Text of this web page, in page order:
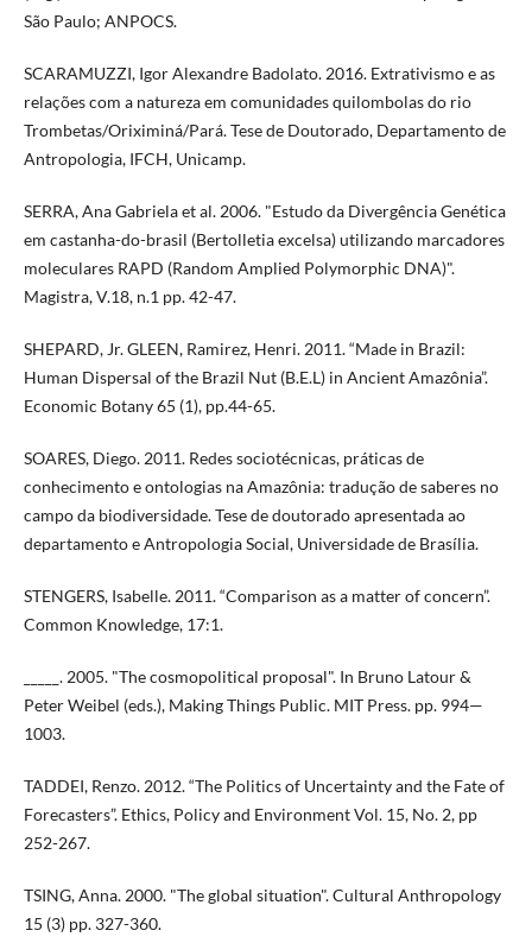
São Paulo; ANPOCS.
SCARAMUZZI, Igor Alexandre Badolato. 2016. Extrativismo e as
relações com a natureza em comunidades quilombolas do rio
Trombetas/Oriximiná/Pará. Tese de Doutorado, Departamento de
Antropologia, IFCH, Unicamp.
SERRA, Ana Gabriela et al. 2006. "Estudo da Divergência Genética
em castanha-do-brasil (Bertolletia excelsa) utilizando marcadores
moleculares RAPD (Random Amplied Polymorphic DNA)".
Magistra, V.18, n.1 pp. 42-47.
SHEPARD, Jr. GLEEN, Ramirez, Henri. 2011. “Made in Brazil:
Human Dispersal of the Brazil Nut (B.E.L) in Ancient Amazônia”.
Economic Botany 65 (1), pp.44-65.
SOARES, Diego. 2011. Redes sociotécnicas, práticas de
conhecimento e ontologias na Amazônia: tradução de saberes no
campo da biodiversidade. Tese de doutorado apresentada ao
departamento e Antropologia Social, Universidade de Brasília.
STENGERS, Isabelle. 2011. “Comparison as a matter of concern”.
Common Knowledge, 17:1.
_____. 2005. "The cosmopolitical proposal". In Bruno Latour &
Peter Weibel (eds.), Making Things Public. MIT Press. pp. 994—
1003.
TADDEI, Renzo. 2012. “The Politics of Uncertainty and the Fate of
Forecasters”. Ethics, Policy and Environment Vol. 15, No. 2, pp
252-267.
TSING, Anna. 2000. "The global situation". Cultural Anthropology
15 (3) pp. 327-360.